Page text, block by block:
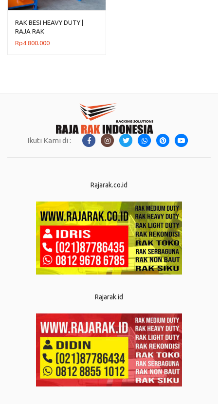
RAK BESI HEAVY DUTY |
RAJA RAK
Rp4.800.000
Ikuti Kami di :
Rajarak.co.id
Rajarak.id